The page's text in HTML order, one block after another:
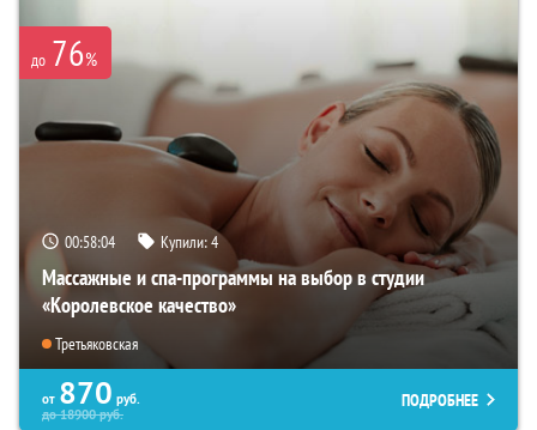
до 76%
00:58:03 Купили:4
Массажные и спа-программы на выбор в студии
«Королевское качество»
Третьяковская
от 870 руб.
до18900руб.
ПОДРОБНЕЕ